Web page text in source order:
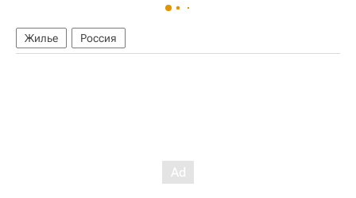
Жилье Россия